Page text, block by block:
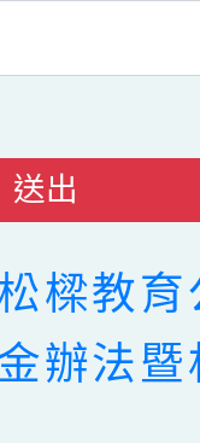
送出
樑教
辦法